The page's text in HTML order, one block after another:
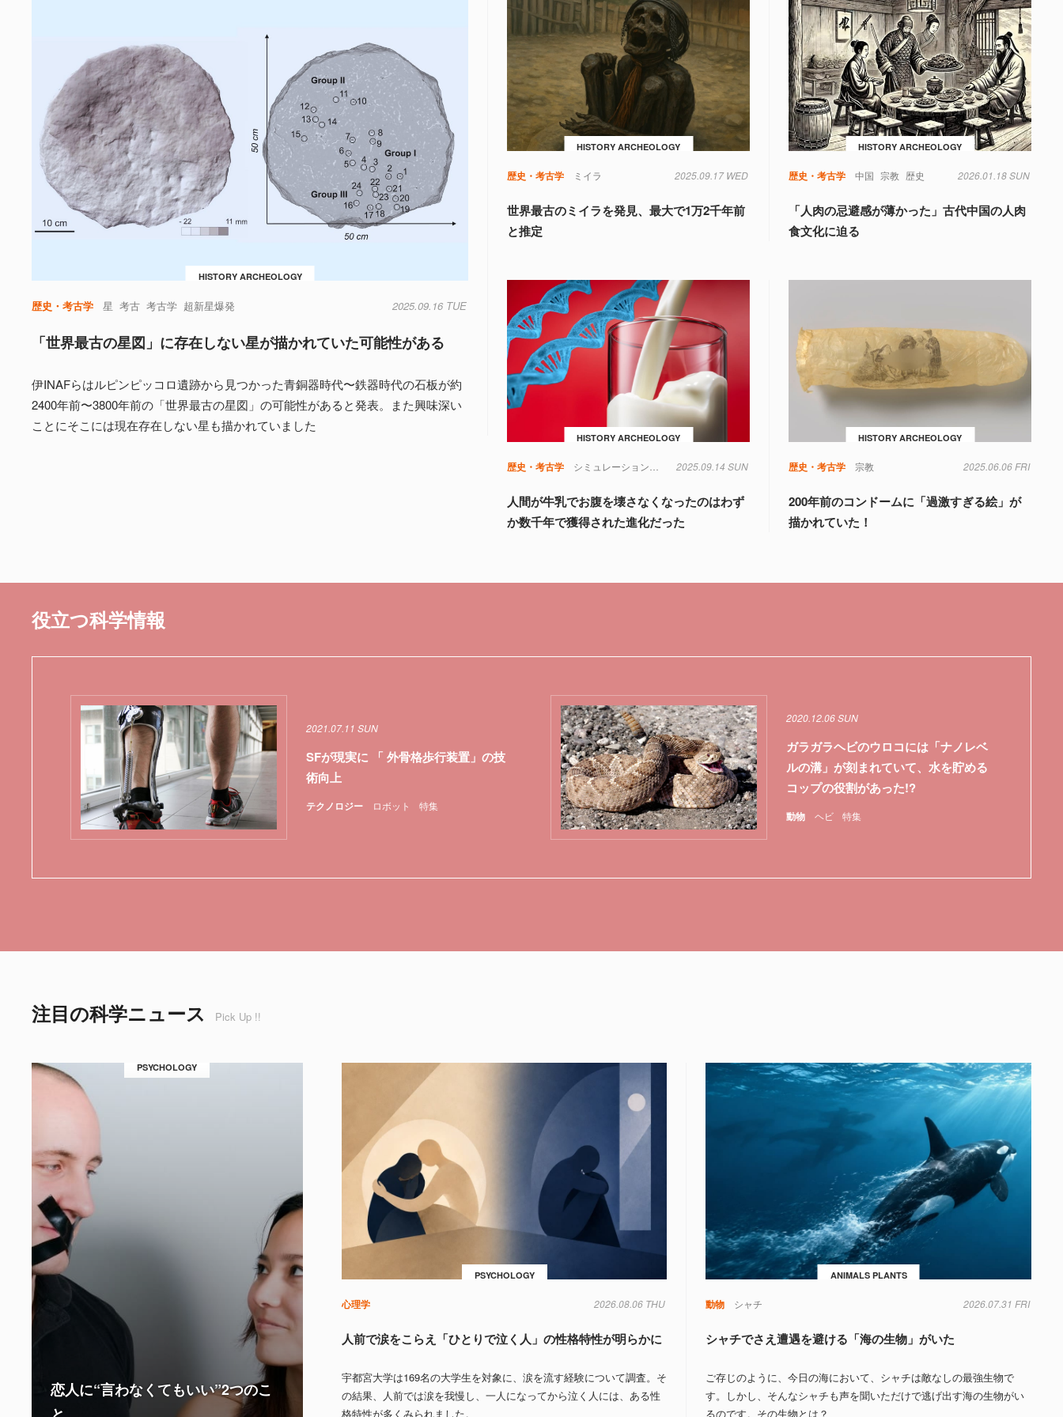
HISTORY ARCHEOLOGY
歴史・考古学 星 考古 考古学 超新星爆発 2025.09.16 TUE
「世界最古の星図」に存在しない星が描かれていた可能性がある
伊INAFらはルピンピッコロ遺跡から見つかった青銅器時代〜鉄器時代の石板が約
2400年前〜3800年前の「世界最古の星図」の可能性があると発表。また興味深い
ことにそこには現在存在しない星も描かれていました
HISTORY ARCHEOLOGY
歴史・考古学 ミイラ 2025.09.17 WED
世界最古のミイラを発見、最大で1万2千年前
と推定
HISTORY ARCHEOLOGY
歴史・考古学 中国 宗教 歴史 2026.01.18 SUN
「人肉の忌避感が薄かった」古代中国の人肉
食文化に迫る
HISTORY ARCHEOLOGY
歴史・考古学 遺伝子 食べ物 食品
2025.09.14 SUN
人間が牛乳でお腹を壊さなくなったのはわず
か数千年で獲得された進化だった
HISTORY ARCHEOLOGY
歴史・考古学 宗教 2025.06.06 FRI
200年前のコンドームに「過激すぎる絵」が
描かれていた！
役立つ科学情報
テクノロジー ロボット 特集
2021.07.11 SUN
SFが現実に 「 外骨格歩行装置」の技
術向上
動物 ヘビ 特集
2020.12.06 SUN
ガラガラヘビのウロコには「ナノレベ
ルの溝」が刻まれていて、水を貯める
コップの役割があった!?
注目の科学ニュース Pick Up !!
PSYCHOLOGY
恋人に“言わなくてもいい”2つのこ
PSYCHOLOGY
心理学 2026.08.06 THU
人前で涙をこらえ「ひとりで泣く人」の性格特性が明らかに
宇都宮大学は169名の大学生を対象に、涙を流す経験について調査。そ
の結果、人前では涙を我慢し、一人になってから泣く人には、ある性
格特性が多くみられました。
ANIMALS PLANTS
動物 シャチ 2026.07.31 FRI
シャチでさえ遭遇を避ける「海の生物」がいた
ご存じのように、今日の海において、シャチは敵なしの最強生物で
す。しかし、そんなシャチも声を聞いただけで逃げ出す海の生物がい
るのです。その生物とは？